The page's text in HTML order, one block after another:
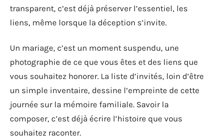
transparent, c’est déjà préserver l’essentiel, les
liens, même lorsque la déception s’invite.
Un mariage, c’est un moment suspendu, une
photographie de ce que vous êtes et des liens que
vous souhaitez honorer. La liste d’invités, loin d’être
un simple inventaire, dessine l’empreinte de cette
journée sur la mémoire familiale. Savoir la
composer, c’est déjà écrire l’histoire que vous
souhaitez raconter.